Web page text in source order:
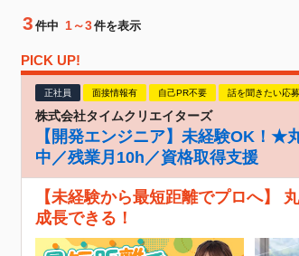
3 件中 1～3件を表示
PICK UP!
正社員 面接情報有 自己PR不要 話を聞きたい応
株式会社タイムクリエイターズ
【開発エンジニア】未経験OK！
中／残業月10h／資格取得支援
【未経験から最短距離でプロへ】
成長できる！